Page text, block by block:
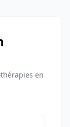
en